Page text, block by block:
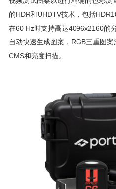
的HDR和UHDTV技术，包括
在60 Hz时支持高达4096x2160的
自动快速生成图案，RGB三重图
CMS和亮度扫描。